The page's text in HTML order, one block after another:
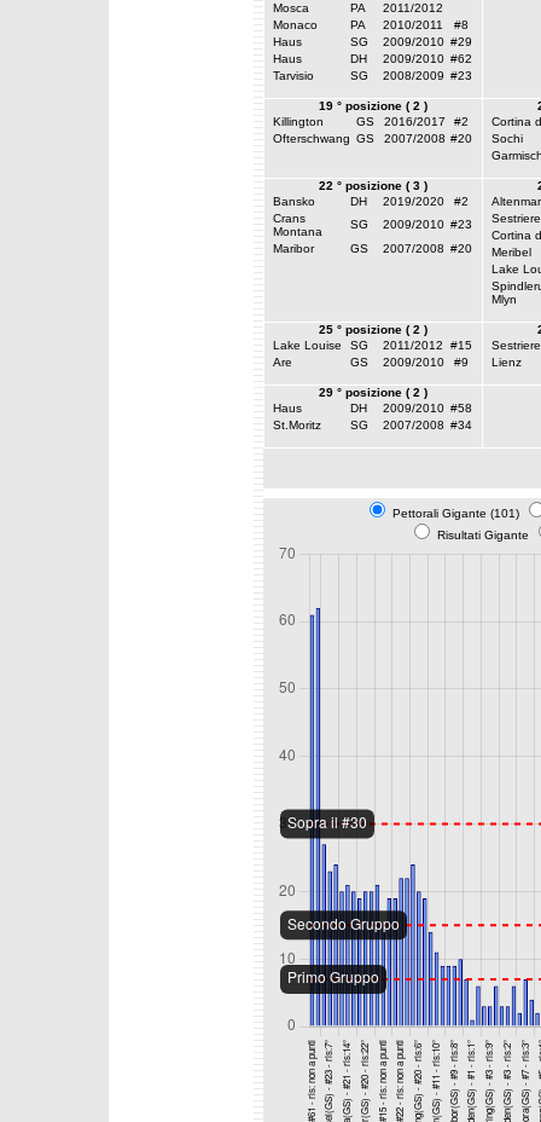
Mosca
PA
2011/2012
Monaco
PA 2010/2011
#8
Haus
SG 2009/2010 #29
Haus
DH 2009/2010 #62
Tarvisio
SG 2008/2009 #23
19 ° posizione ( 2 )
Killington
GS 2016/2017
#2
Ofterschwang GS 2007/2008 #20
Cortina d
Sochi
22 ° posizione ( 3 )
Bansko
DH 2019/2020
#2
Crans
Montana
SG 2009/2010 #23
Maribor
GS 2007/2008 #20
Sestriere
Cortina d
Meribel
Lake
Mlyn
25 ° posizione ( 2 )
Lake Louise
SG 2011/2012
#15
Are
GS 2009/2010 #9
Sestriere
Lienz
29 ° posizione ( 2 )
Haus
DH 2009/2010 #58
St.Moritz
SG 2007/2008 #34
Pettorali Gigante (101)
Risultati Gigante